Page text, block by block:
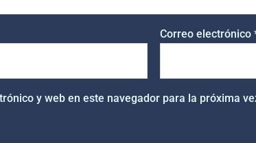
Correo electrónico
y web en este navegador para la próxima